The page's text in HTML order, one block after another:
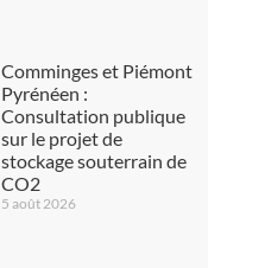
Comminges et Piémont
Pyrénéen :
Consultation publique
sur le projet de
stockage souterrain de
CO2
5 août 2026